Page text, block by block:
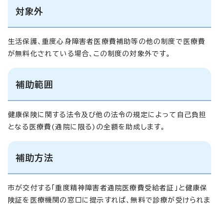
対象外
生活保護、重度心身障害者医療費補助等の他の制度で医療費
が無料化されている場合、この制度の対象外です。
補助範囲
健康保険に関する法令及び他の法令の規定によって自己負担
となる医療費(通院に限る)の全額を助成します。
補助方法
市が交付する「重度精神障害者通院医療費受給者証」と健康保
険証を医療機関の窓口に提示すれば、無料で診療が受けられま